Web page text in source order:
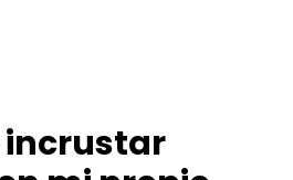
incrustar